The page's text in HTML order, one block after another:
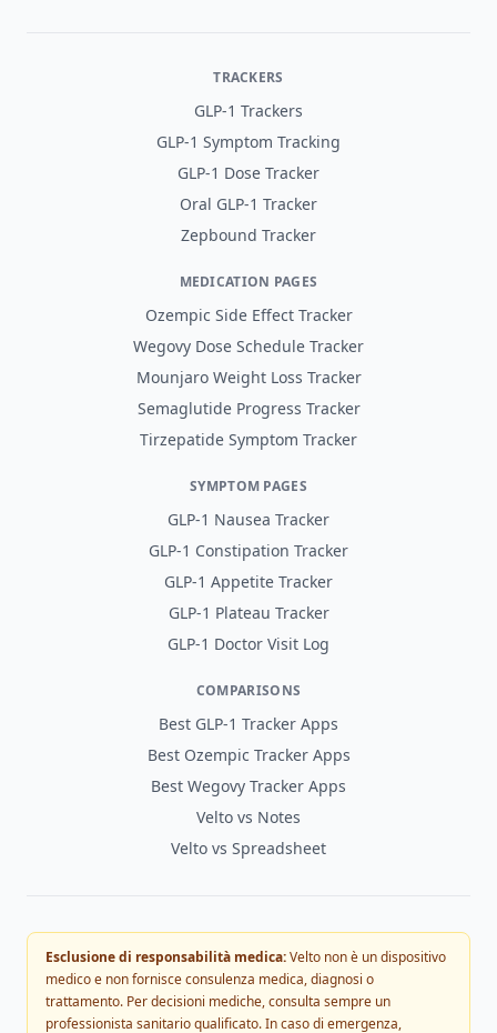
TRACKERS
GLP-1 Trackers
GLP-1 Symptom Tracking
GLP-1 Dose Tracker
Oral GLP-1 Tracker
Zepbound Tracker
MEDICATION PAGES
Ozempic Side Effect Tracker
Wegovy Dose Schedule Tracker
Mounjaro Weight Loss Tracker
Semaglutide Progress Tracker
Tirzepatide Symptom Tracker
SYMPTOM PAGES
GLP-1 Nausea Tracker
GLP-1 Constipation Tracker
GLP-1 Appetite Tracker
GLP-1 Plateau Tracker
GLP-1 Doctor Visit Log
COMPARISONS
Best GLP-1 Tracker Apps
Best Ozempic Tracker Apps
Best Wegovy Tracker Apps
Velto vs Notes
Velto vs Spreadsheet
Esclusione di responsabilità medica:Velto non è un dispositivo
medico e non fornisce consulenza medica, diagnosi o
trattamento. Per decisioni mediche, consulta sempre un
professionista sanitario qualificato. In caso di emergenza,